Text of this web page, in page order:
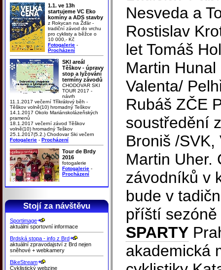
1.1. ve 13h
startujeme VC Eko
komíny a ADS stavby
z Rokycan na Žďár -
tradiční závod do vrchu
pro cyklisty a běžce o
10 000,- Kč
Fotogalerie -
Procházení
SKI areál
Těškov - úpravy
stop a lyžování
termíny závodů
CHODOVAR SKI
TOUR 2017 -
návrh
11.1.2017 večerní Tříkrálový běh -
Těškov volně(10) hromadný Teškov
14.1.2017 Okolo Mariánskolázeňských
pramenů
18.1.2017 večerní závod Těškov
volně(10) hromadný Teškov
25.1.2017(5.2.) Chodovar Ski večern
Fotogalerie - Procházení
Tour de Brdy
2016
fotogalerie
Fotogalerie -
Procházení
Stojí za návštěvu
Sportimage
aktuální sportovní informace
Brdská stopa - info z Brd
aktuální zpravodajství z Brd nejen
sněhové + webkamery
BikeStream
Cyklistický webzine
Nesveda a
Rostislav
let Tomáš
Martin
Valenta/
Rubáš ZČE
soustředění
Broniš /
Martin Uher.
závodníků v
bude v
příští
SPARTY
akademická